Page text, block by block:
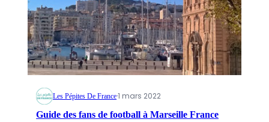
Les Pépites De France·1 mars 2022
Guide des fans de football à Marseille France